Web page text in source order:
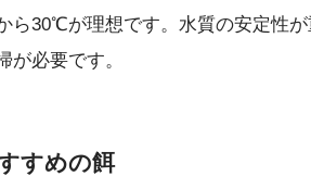
ら30℃が理想です。水質の安定性
が必要です。
すめの餌